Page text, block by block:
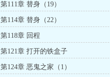
第111章 替身（19）
第114章 替身（22）
第118章 回程
第121章 打开的铁盒子
第124章 恶鬼之家（1）